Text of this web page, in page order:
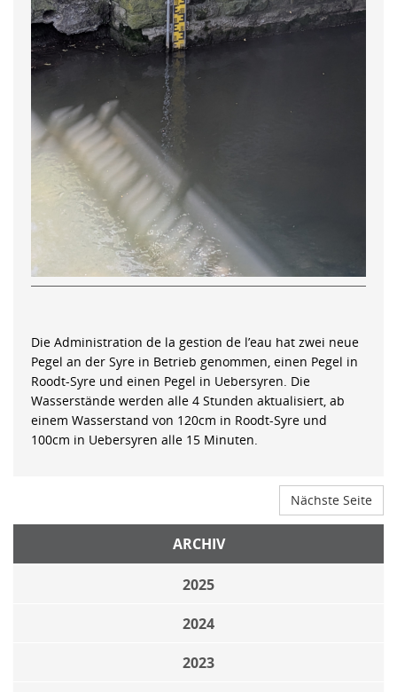
Die Administration de la gestion de l’eau hat zwei neue
Pegel an der Syre in Betrieb genommen, einen Pegel in
Roodt-Syre und einen Pegel in Uebersyren. Die
Wasserstände werden alle 4 Stunden aktualisiert, ab
einem Wasserstand von 120cm in Roodt-Syre und
100cm in Uebersyren alle 15 Minuten.
Nächste Seite
ARCHIV
2025
2024
2023